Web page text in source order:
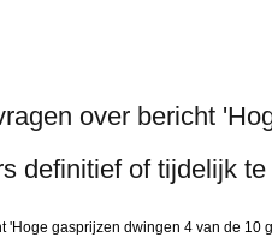
over bericht
definitief of tijdelijk te
'Hoge gasprijzen dwingen 4 van de 10